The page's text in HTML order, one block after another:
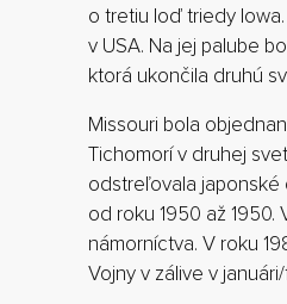
o tretiu loď triedy
v USA. Na jej palube
ktorá ukončila druhú
Missouri bola
Tichomorí v druhej
odstreľovala japonské
od roku 1950 až
námorníctva. V roku
Vojny v zálive v januári/